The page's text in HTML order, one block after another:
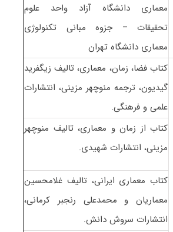
معماری دانشگاه آزاد واحد علوم
تحقیقات – جزوه مبانی تکنولوژی
معماری دانشگاه تهران
کتاب فضا، زمان، معماری، تالیف زیگفرید
گیدیون، ترجمه منوچهر مزینی، انتشارات
علمی و فرهنگی.
کتاب از زمان و معماری، تالیف منوچهر
مزینی، انتشارات شهیدی.
کتاب معماری ایرانی، تالیف غلامحسین
معماریان و محمدعلی رنجبر کرمانی،
انتشارات سروش دانش.